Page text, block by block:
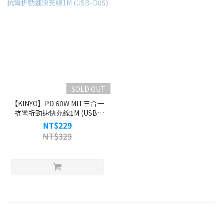
SOLD OUT
【KINYO】PD 60W MIT三合一
抗彎折勁速快充線1M (USB-
D05)
NT$229
NT$329